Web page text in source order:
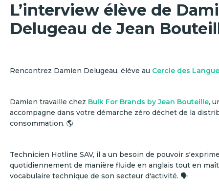
L’interview élève de
Delugeau de Jean
Rencontrez Damien Delugeau, élève au Cercle des
Damien travaille chez Bulk For Brands by Jean Bouteille,
accompagne dans votre démarche zéro déchet de la
consommation. 🌎
Technicien Hotline SAV, il a un besoin de pouvoir
quotidiennement de manière fluide en anglais tout en
vocabulaire technique de son secteur d'activité. 🗣